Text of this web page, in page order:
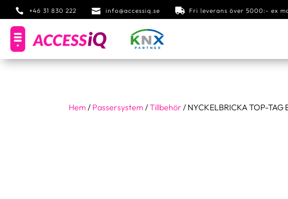
 +46 31 830 222  info@accessiq.se  Fri leverans över 5000:- ex
Hem / Passersystem /Tillbehör / NYCKELBRICKA TOP-TAG